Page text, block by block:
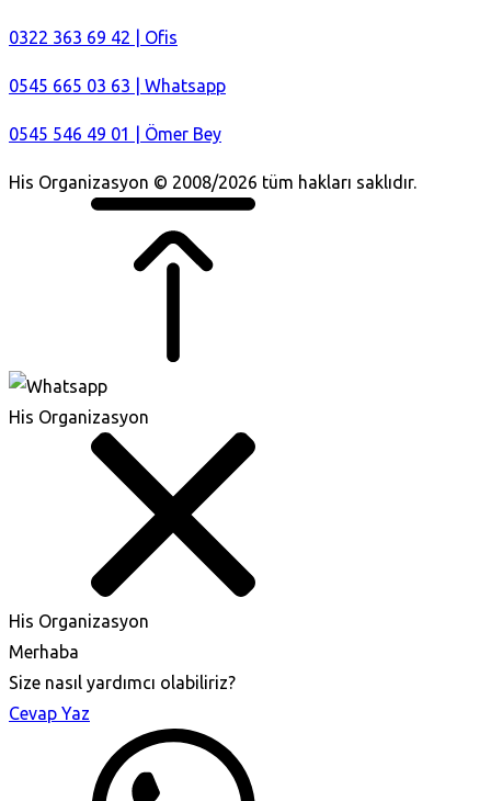
0322 363 69 42 | Ofis
0545 665 03 63 | Whatsapp
0545 546 49 01 | Ömer Bey
His Organizasyon © 2008/2026 tüm hakları saklıdır.
His Organizasyon
His Organizasyon
Merhaba
Size nasıl yardımcı olabiliriz?
Cevap Yaz